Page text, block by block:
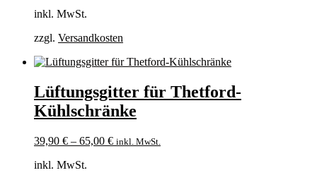
inkl. MwSt.
zzgl. Versandkosten
Lüftungsgitter für Thetford-
Kühlschränke
39,90 € – 65,00 € inkl. MwSt.
inkl. MwSt.